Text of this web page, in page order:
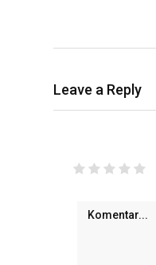
Leave a Reply